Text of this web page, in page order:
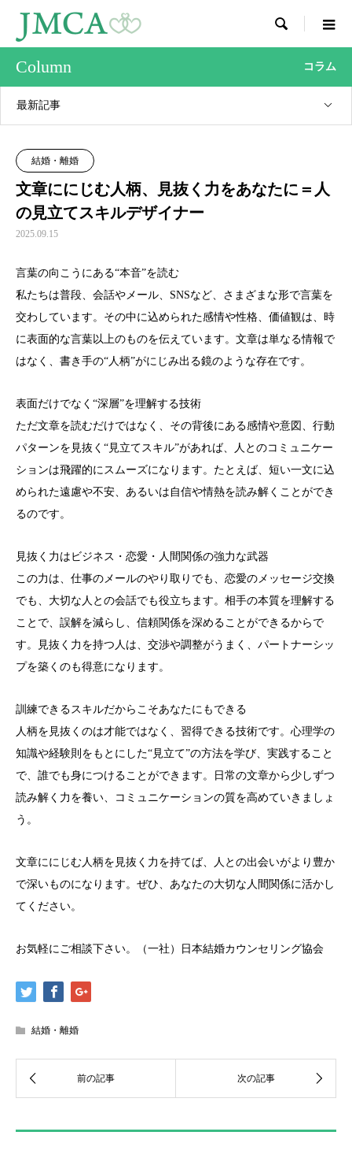

Column コラム
最新記事
結婚・離婚
文章ににじむ人柄、見抜く力をあなたに＝人
の見立てスキルデザイナー
2025.09.15
言葉の向こうにある“本音”を読む
私たちは普段、会話やメール、SNSなど、さまざまな形で言葉を
交わしています。その中に込められた感情や性格、価値観は、時
に表面的な言葉以上のものを伝えています。文章は単なる情報で
はなく、書き手の“人柄”がにじみ出る鏡のような存在です。
表面だけでなく“深層”を理解する技術
ただ文章を読むだけではなく、その背後にある感情や意図、行動
パターンを見抜く“見立てスキル”があれば、人とのコミュニケー
ションは飛躍的にスムーズになります。たとえば、短い一文に込
められた遠慮や不安、あるいは自信や情熱を読み解くことができ
るのです。
見抜く力はビジネス・恋愛・人間関係の強力な武器
この力は、仕事のメールのやり取りでも、恋愛のメッセージ交換
でも、大切な人との会話でも役立ちます。相手の本質を理解する
ことで、誤解を減らし、信頼関係を深めることができるからで
す。見抜く力を持つ人は、交渉や調整がうまく、パートナーシッ
プを築くのも得意になります。
訓練できるスキルだからこそあなたにもできる
人柄を見抜くのは才能ではなく、習得できる技術です。心理学の
知識や経験則をもとにした“見立て”の方法を学び、実践すること
で、誰でも身につけることができます。日常の文章から少しずつ
読み解く力を養い、コミュニケーションの質を高めていきましょ
う。
文章ににじむ人柄を見抜く力を持てば、人との出会いがより豊か
で深いものになります。ぜひ、あなたの大切な人間関係に活かし
てください。
お気軽にご相談下さい。（一社）日本結婚カウンセリング協会
結婚・離婚